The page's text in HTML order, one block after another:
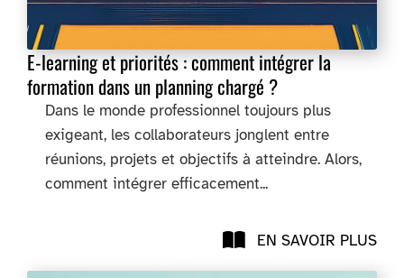
E-learning et priorités : comment intégrer la
formation dans un planning chargé ?
Dans le monde professionnel toujours plus
exigeant, les collaborateurs jonglent entre
réunions, projets et objectifs à atteindre. Alors,
comment intégrer efficacement...
EN SAVOIR PLUS